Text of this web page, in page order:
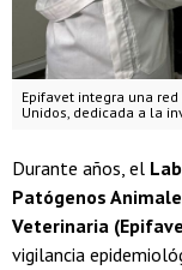
Epifavet integra una
Unidos, dedicada a la
Durante años, el
Patógenos
Veterinaria
vigilancia